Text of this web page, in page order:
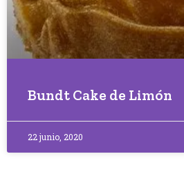
Bundt Cake de Limón
22 junio, 2020